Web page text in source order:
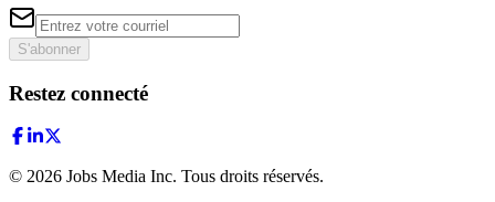
S'abonner
Restez connecté
© 2026 Jobs Media Inc. Tous droits réservés.